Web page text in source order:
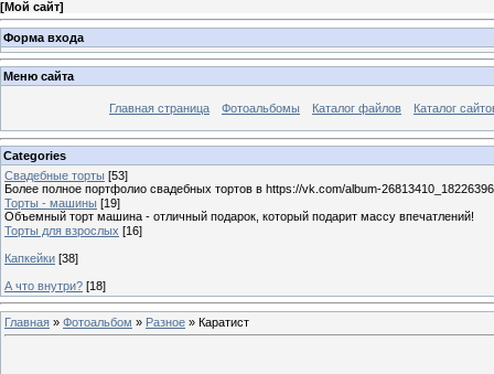
[Мой сайт]
Форма входа
Меню сайта
Главная страница Фотоальбомы Каталог файлов Каталог
Categories
Свадебные торты [53]
Более полное портфолио свадебных тортов в https://vk.com/album-
Торты - машины [19]
Объемный торт машина - отличный подарок, который подарит массу впечатлений!
Торты для взрослых [16]
Капкейки [38]
А что внутри? [18]
Главная » Фотоальбом » Разное » Каратист